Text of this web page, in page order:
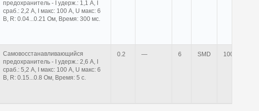
предохранитель - I удерж.: 1,1 А, I
сраб.: 2,2 А, I макс: 100 А, U макс: 6
В, R: 0.04...0.21 Ом, Время: 300 мс.
Самовосстанавливающийся
предохранитель - I удерж.: 2,6 А, I
сраб.: 5,2 А, I макс: 100 А, U макс: 6
В, R: 0.15...0.8 Ом, Время: 5 с.
0.2 — 6 SMD 1000шт.